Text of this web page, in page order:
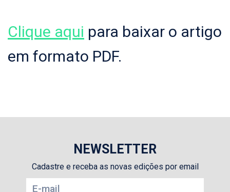
Clique aqui para baixar o artigo
em formato PDF.
NEWSLETTER
Cadastre e receba as novas edições por email